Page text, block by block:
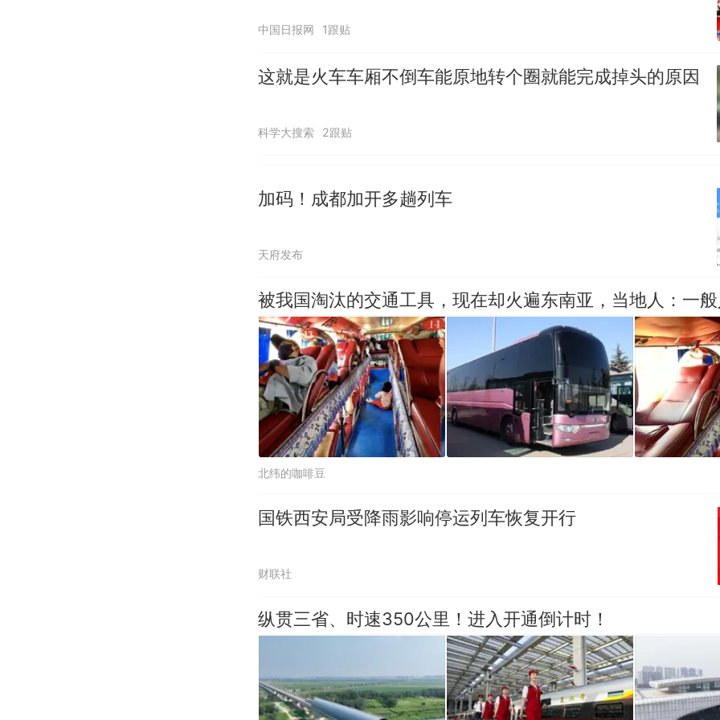
中国日报网 1跟贴
这就是火车车厢不倒车能原地转个圈就能完成掉头的原因
科学大搜索 2跟贴
加码！成都加开多趟列车
天府发布
被我国淘汰的交通工具，现在却火遍东南亚，当地人：一
北纬的咖啡豆
国铁西安局受降雨影响停运列车恢复开行
财联社
纵贯三省、时速350公里！进入开通倒计时！